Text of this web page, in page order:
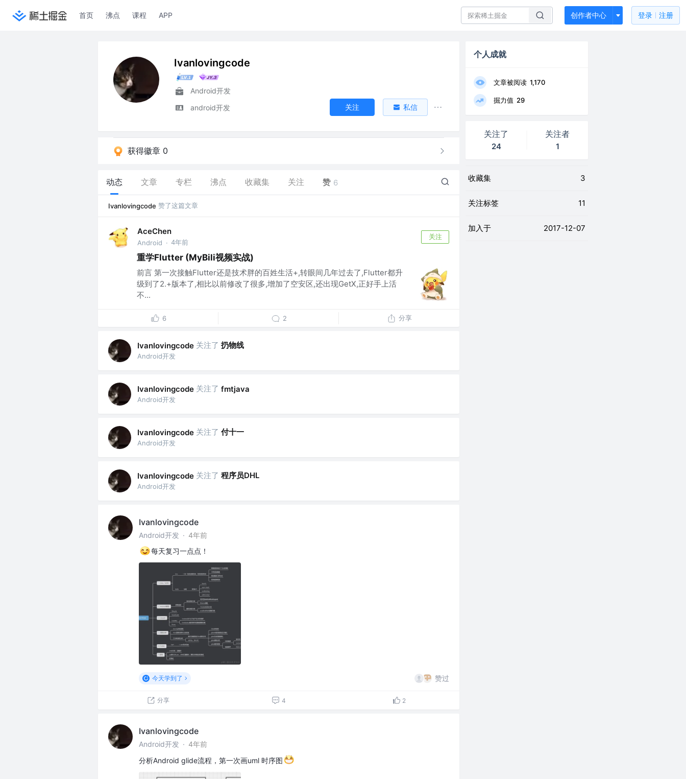
首页 沸点 课程 APP 创作者中心 登录 注册
Ivanlovingcode
Android开发
android开发
关注 私信
获得徽章 0
动态 文章 专栏 沸点 收藏集 关注 赞 6
Ivanlovingcode 赞了这篇文章
AceChen
Android · 4年前
关注
重学Flutter (MyBili视频实战)
前言 第一次接触Flutter还是技术胖的百姓生活+,转眼间几年过去了,Flutter都升
级到了2.+版本了,相比以前修改了很多,增加了空安区,还出现GetX,正好手上活
不...
6 2 分享
Ivanlovingcode 关注了 扔物线
Android开发
Ivanlovingcode 关注了 fmtjava
Android开发
Ivanlovingcode 关注了 付十一
Android开发
Ivanlovingcode 关注了 程序员DHL
Android开发
Ivanlovingcode
Android开发 · 4年前
每天复习一点点！
今天学到了 赞过
分享 4 2
Ivanlovingcode
Android开发 · 4年前
分析Android glide流程，第一次画uml 时序图
个人成就
文章被阅读 1,170
掘力值 29
关注了
24
关注者
1
收藏集 3
关注标签 11
加入于 2017-12-07